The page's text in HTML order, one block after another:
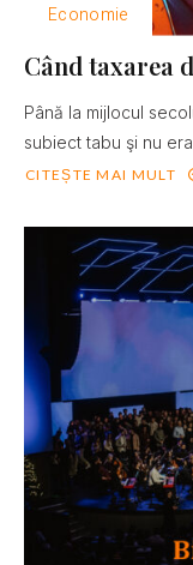
Economie
Când taxarea
Până la mijlocul
subiect tabu şi nu
CITEȘTE MAI MULT